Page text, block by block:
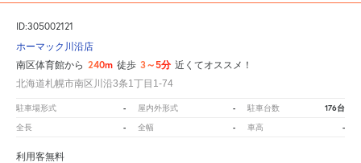
ID:305002121
ホーマック川沿店
南区体育館から 240m 徒歩 3～5分 近くてオススメ！
北海道札幌市南区川沿3条1丁目1-74
駐車場形式 - 屋内外形式 - 駐車台数 176台
全長 - 全幅 - 車高 -
利用客無料